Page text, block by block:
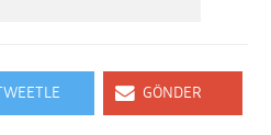
TWEETLE GÖNDER